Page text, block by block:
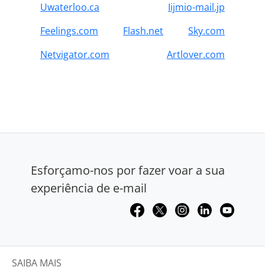
Uwaterloo.ca
Iijmio-mail.jp
Feelings.com
Flash.net
Sky.com
Netvigator.com
Artlover.com
Esforçamo-nos por fazer voar a sua
experiência de e-mail
SAIBA MAIS